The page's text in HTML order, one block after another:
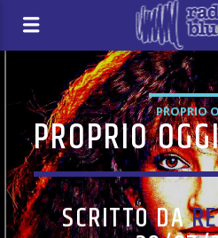
PROPRIO
PROPRIO
SCRITTO DA